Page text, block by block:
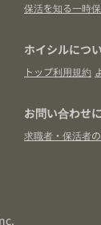
保活を知る一時
ホイシルにつ
トップ利用規約
お問い合わせ
求職者・保活者